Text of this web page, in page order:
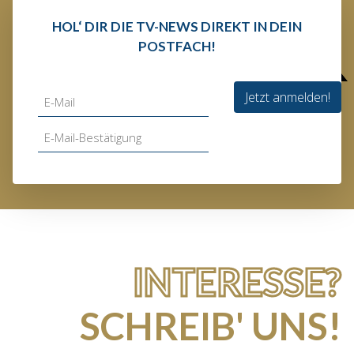
HOL‘ DIR DIE TV-NEWS DIREKT IN DEIN
POSTFACH!
Jetzt anmelden!
INTERESSE?
SCHREIB' UNS!